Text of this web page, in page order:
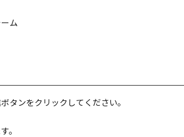
ム
タンをクリックしてください。
。